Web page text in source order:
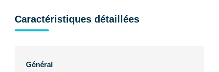
Caractéristiques détaillées
Général